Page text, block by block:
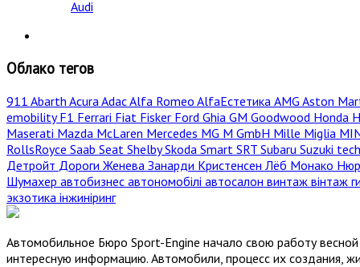
Audi
Облако тегов
911 Abarth Acura AdacAlfa Romeo AlfaЕстетика AMG Aston
emobilityF1 Ferrari Fiat Fisker Ford Ghia GM Goodwood Honda
Maserati Mazda McLaren Mercedes MG M GmbH Mille Miglia
RollsRoyce Saab Seat ShelbySkoda Smart SRT Subaru Suzuki
Детройт Дороги Женева Занарди Кристенсен Лёб Монако
Шумахер автобизнес автономобілі автосалон винтаж вінтаж
экзотика інжиніринг
Автомобильное Бюро Sport-Engine начало свою работу
интересную информацию. Автомобили, процесс их создания,